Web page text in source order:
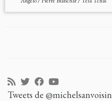
Tweets de @michelsanvoisin